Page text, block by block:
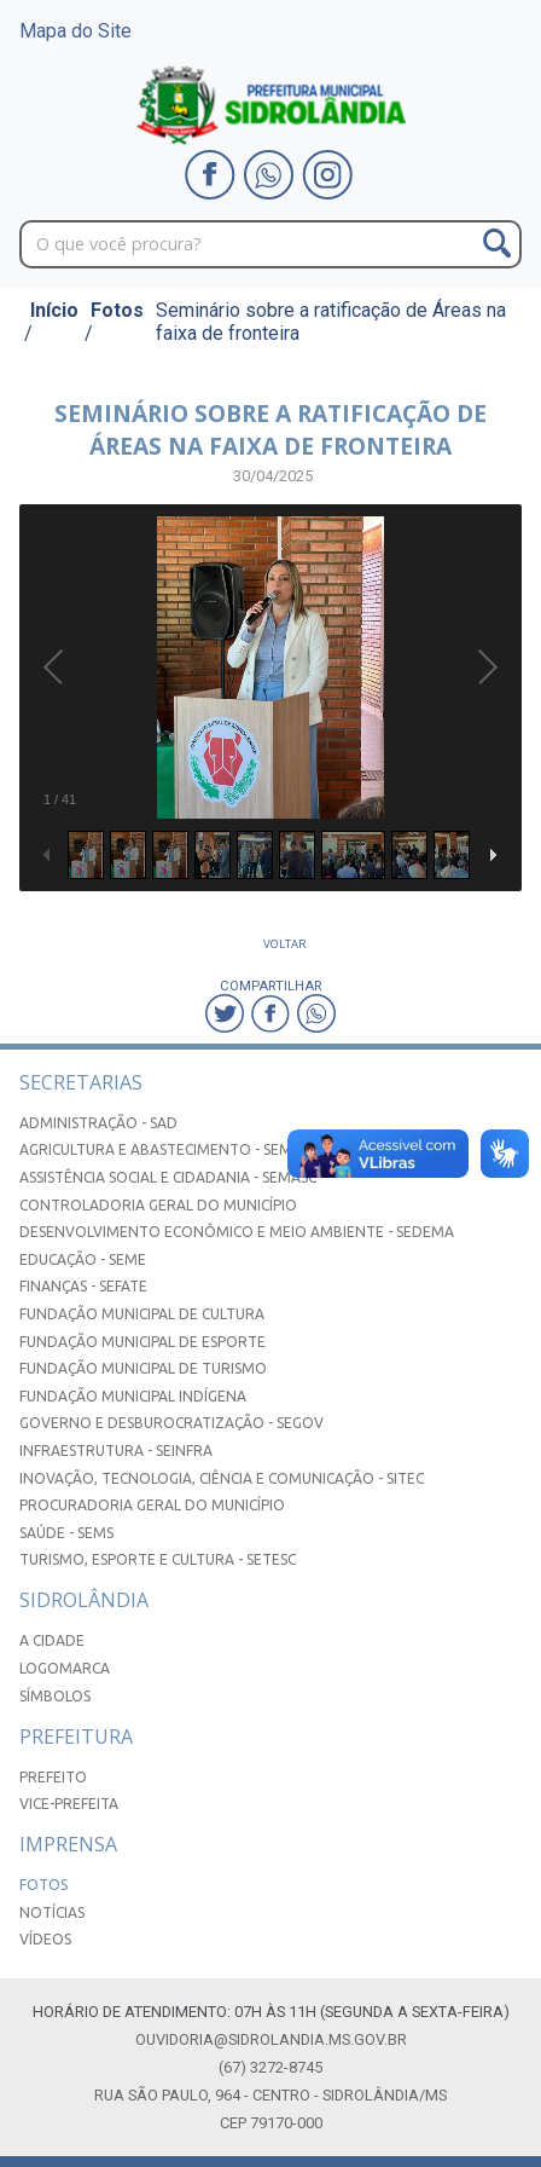
Mapa do Site
Início
/
Fotos
/
Seminário sobre a ratificação de Áreas na
faixa de fronteira
SEMINÁRIO SOBRE A RATIFICAÇÃO DE
ÁREAS NA FAIXA DE FRONTEIRA
30/04/2025
1 / 41
VOLTAR
COMPARTILHAR
SECRETARIAS
ADMINISTRAÇÃO - SAD
AGRICULTURA E ABASTECIMENTO - SEMAA
ASSISTÊNCIA SOCIAL E CIDADANIA - SEMASC
CONTROLADORIA GERAL DO MUNICÍPIO
DESENVOLVIMENTO ECONÔMICO E MEIO AMBIENTE - SEDEMA
EDUCAÇÃO - SEME
FINANÇAS - SEFATE
FUNDAÇÃO MUNICIPAL DE CULTURA
FUNDAÇÃO MUNICIPAL DE ESPORTE
FUNDAÇÃO MUNICIPAL DE TURISMO
FUNDAÇÃO MUNICIPAL INDÍGENA
GOVERNO E DESBUROCRATIZAÇÃO - SEGOV
INFRAESTRUTURA - SEINFRA
INOVAÇÃO, TECNOLOGIA, CIÊNCIA E COMUNICAÇÃO - SITEC
PROCURADORIA GERAL DO MUNICÍPIO
SAÚDE - SEMS
TURISMO, ESPORTE E CULTURA - SETESC
SIDROLÂNDIA
A CIDADE
LOGOMARCA
SÍMBOLOS
PREFEITURA
PREFEITO
VICE-PREFEITA
IMPRENSA
FOTOS
NOTÍCIAS
VÍDEOS
HORÁRIO DE ATENDIMENTO: 07H ÀS 11H (SEGUNDA A SEXTA-FEIRA)
OUVIDORIA@SIDROLANDIA.MS.GOV.BR
(67) 3272-8745
RUA SÃO PAULO, 964 - CENTRO - SIDROLÂNDIA/MS
CEP 79170-000